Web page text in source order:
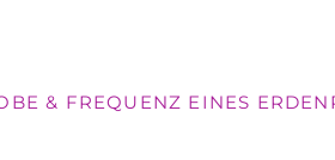
& FREQUENZ EINES